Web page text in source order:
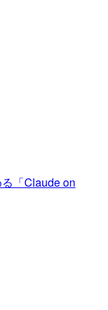
「Claude on